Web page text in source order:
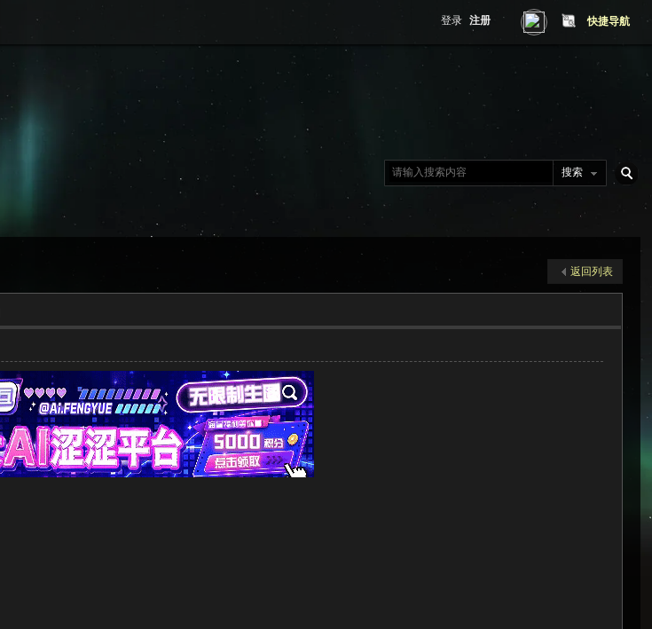
快捷导航
登录 注册
搜索
返回列表